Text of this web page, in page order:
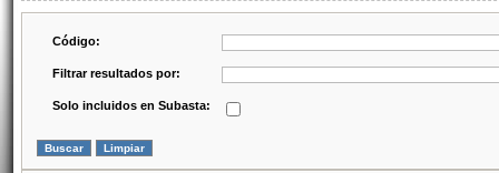
Código:
Filtrar resultados por:
Solo incluidos en Subasta: